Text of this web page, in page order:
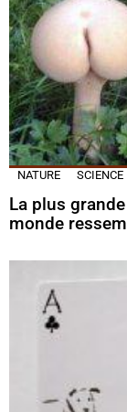
NATURE SCIENCE
La plus
monde